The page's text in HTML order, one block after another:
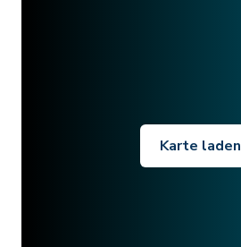
Karte laden